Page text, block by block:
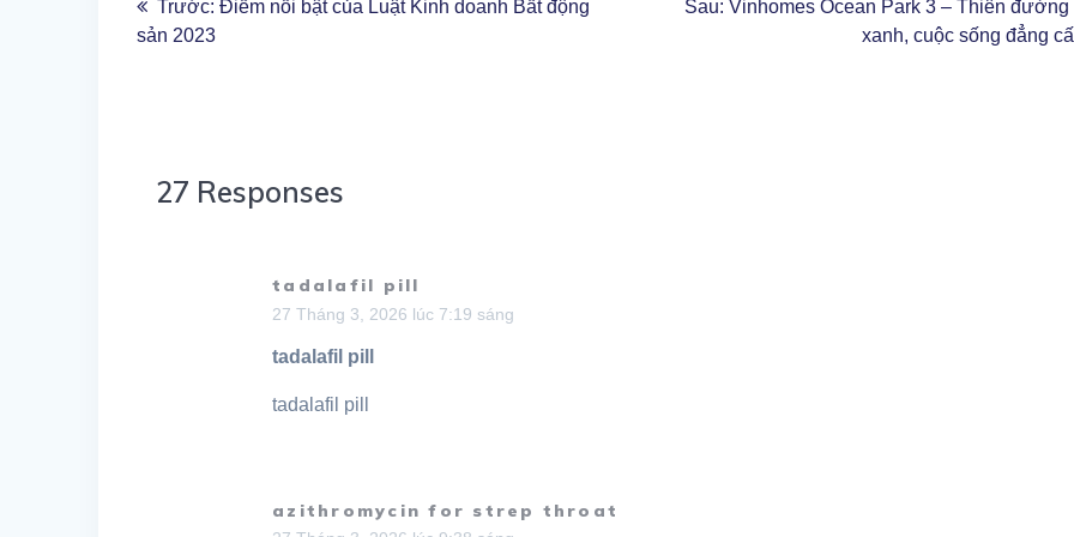
hướng
viết
Trước: Bài
Điểm nổi bật của Luật Kinh doanh Bất động
sản 2023
Sau: Bài
Vinhomes Ocean Park 3 – Thiên đường
xanh, cuộc sống đẳng
27 Responses
tadalafil pill
27 Tháng 3, 2026 lúc 7:19 sáng
tadalafil pill
tadalafil pill
azithromycin for strep throat